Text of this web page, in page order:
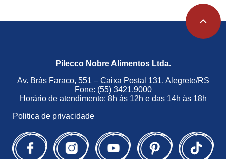
Pilecco Nobre Alimentos Ltda.
Av. Brás Faraco, 551 – Caixa Postal 131, Alegrete/RS
Fone: (55) 3421.9000
Horário de atendimento: 8h às 12h e das 14h às 18h
Politica de privacidade